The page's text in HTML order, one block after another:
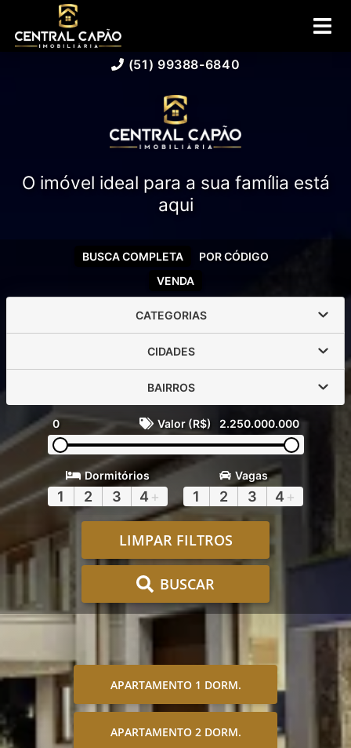
(51) 99388-6840
O imóvel ideal para a sua família está
aqui
VENDA
BUSCA COMPLETA POR CÓDIGO
CATEGORIAS
CIDADES
BAIRROS
0 Valor (R$) 2.250.000.000
Dormitórios
1 2 3 4 +
Vagas
1 2 3 4 +
LIMPAR FILTROS
BUSCAR
APARTAMENTO 1 DORM.
APARTAMENTO 2 DORM.